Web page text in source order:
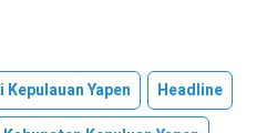
Kepulauan Yapen
Headline